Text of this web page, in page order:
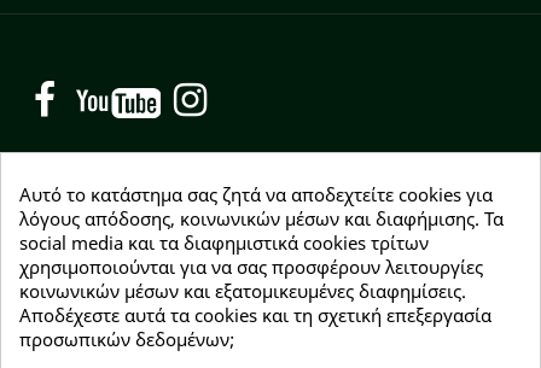
Facebook YouTube
NEWSLETTER
Εγγραφείτε δωρεάν και θα είστε οι πρώτοι που θα
λάβετε τα νέα μας γύρω από προσφορές, εκπτώσεις
και νέα προϊόντα.
Αυτό το κατάστημα σας ζητά να αποδεχτείτε cookies για
λόγους απόδοσης, κοινωνικών μέσων και διαφήμισης. Τα
social media και τα διαφημιστικά cookies τρίτων
χρησιμοποιούνται για να σας προσφέρουν λειτουργίες
κοινωνικών μέσων και εξατομικευμένες διαφημίσεις.
Αποδέχεστε αυτά τα cookies και τη σχετική επεξεργασία
προσωπικών δεδομένων;